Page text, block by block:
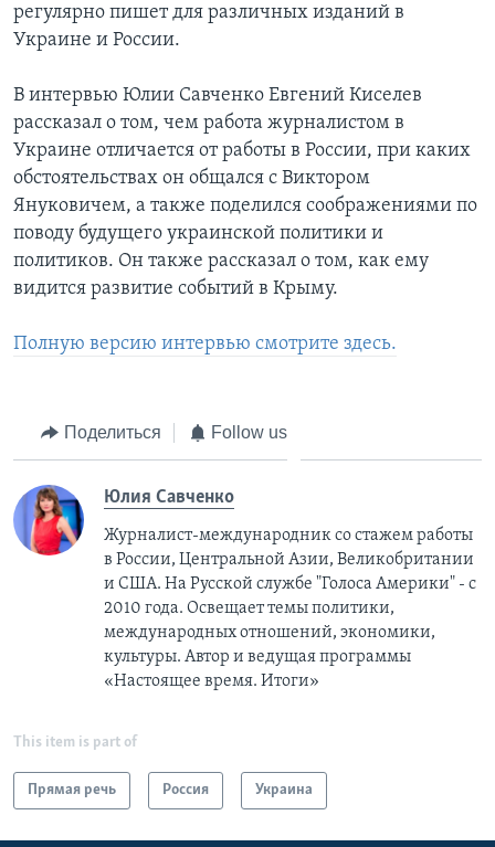
регулярно пишет для различных изданий в
Украине и России.
В интервью Юлии Савченко Евгений Киселев
рассказал о том, чем работа журналистом в
Украине отличается от работы в России, при каких
обстоятельствах он общался с Виктором
Януковичем, а также поделился соображениями по
поводу будущего украинской политики и
политиков. Он также рассказал о том, как ему
видится развитие событий в Крыму.
Полную версию интервью смотрите здесь.
Поделиться Follow us
Юлия Савченко
Журналист-международник cо стажем работы
в России, Центральной Азии, Великобритании
и США. На Русской службе "Голоса Америки" - с
2010 года. Освещает темы политики,
международных отношений, экономики,
культуры. Автор и ведущая программы
«Настоящее время. Итоги»
This item is part of
Прямая речь Россия Украина